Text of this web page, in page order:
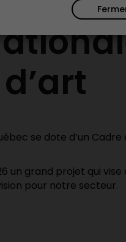
se dote d’un
un grand projet qui
pour notre secteur.